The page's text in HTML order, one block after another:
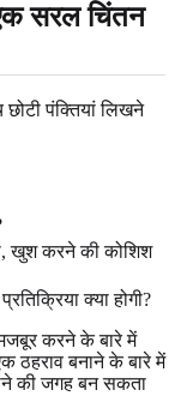
सरल चिंतन
पंक्तियां लिखने
खुश करने की कोशिश
क्या होगी?
करने के बारे में
ठहराव बनाने के बारे में
की जगह बन सकता